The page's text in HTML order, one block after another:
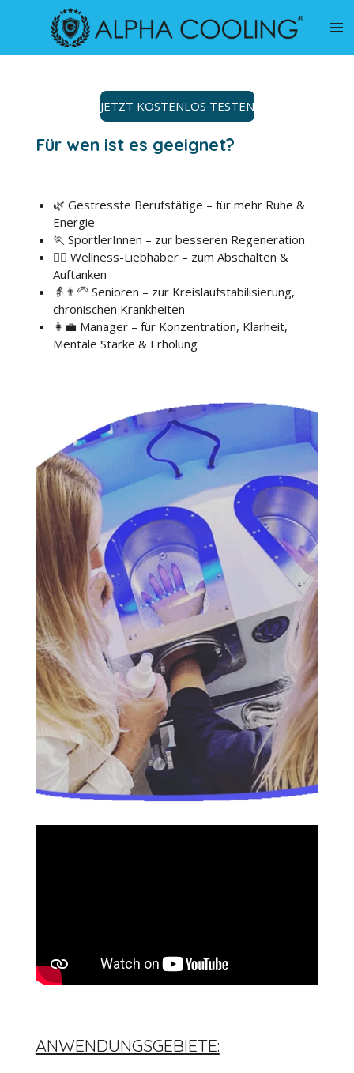
Hauptinhalt
JETZT KOSTENLOS TESTEN
Für wen ist es geeignet?
🌿 Gestresste Berufstätige – für mehr Ruhe &
Energie
🏃 SportlerInnen – zur besseren Regeneration
🧘‍♀️ Wellness-Liebhaber – zum Abschalten &
Auftanken
👵👨‍🦳 Senioren – zur Kreislaufstabilisierung,
chronischen Krankheiten
👩‍💼 Manager – für Konzentration, Klarheit,
Mentale Stärke & Erholung
ANWENDUNGSGEBIETE: